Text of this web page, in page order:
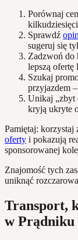
Porównaj
Sprawdź
sugeruj się
Zadzwoń do
lepszą ofertę
Szukaj
przyjazdem –
Unikaj „zbyt
kryją ukryte
Pamiętaj:
oferty i pokazują
sponsorowanej
Znajomość tych
uniknąć
Transport,
w Prądniku